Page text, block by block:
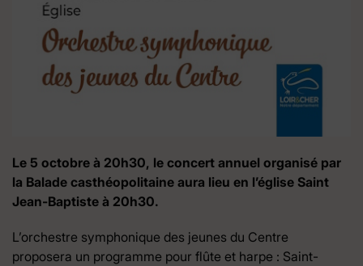
Le 5 octobre à 20h30, le concert annuel organisé par
la Balade casthéopolitaine aura lieu en l’église Saint
Jean-Baptiste à 20h30.
L’orchestre symphonique des jeunes du Centre
proposera un programme pour flûte et harpe : Saint-